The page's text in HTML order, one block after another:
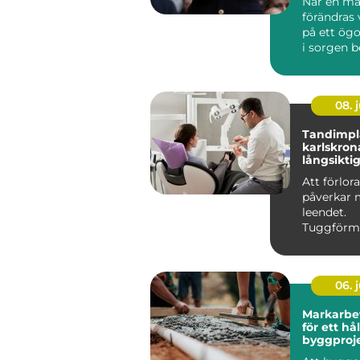
förändras
på ett
i sorgen
ansvar...
08.
karlskrona trygg
Att
påverkar
leendet.
tänder
06.
Markarbete
för ett